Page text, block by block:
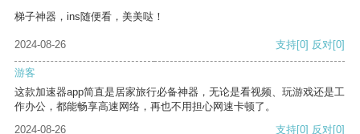
梯子神器，ins随便看，美美哒！
2024-08-26 支持[0] 反对[0]
游客
这款加速器app简直是居家旅行必备神器，无论是看视频、玩游戏还是工
作办公，都能畅享高速网络，再也不用担心网速卡顿了。
2024-08-26
支持[0] 反对[0]